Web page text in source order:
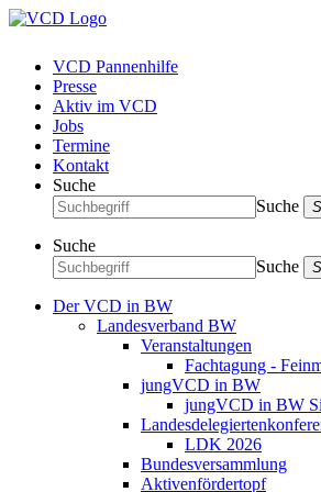
VCD Pannenhilfe
Presse
Aktiv im VCD
Jobs
Termine
Kontakt
Suche
Suche
Suche
Suche
Der VCD in BW
Landesverband BW
Veranstaltungen
Fachtagung -
jungVCD in BW
jungVCD in BW
LDK 2026
Bundesversammlung
Aktivenfördertopf